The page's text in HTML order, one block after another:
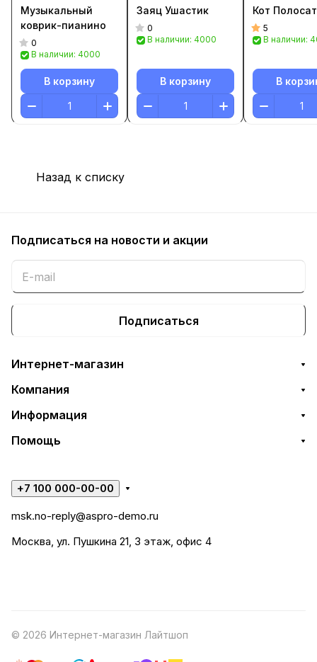
Музыкальный
коврик-пианино
0
В наличии: 4000
В корзину
Заяц Ушастик
0
В наличии: 4000
В корзину
Кот
5
В наличии:
В
Назад к списку
Подписаться на новости и акции
Подписаться
Интернет-магазин
Компания
Информация
Помощь
+7 100 000-00-00
msk.no-reply@aspro-demo.ru
Москва, ул. Пушкина 21, 3 этаж, офис 4
© 2026 Интернет-магазин Лайтшоп